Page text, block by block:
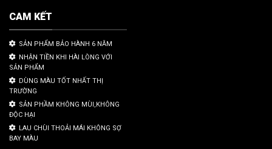
CAM KẾT
SẢN PHẨM BẢO HÀNH 6 NĂM
NHẬN TIỀN KHI HÀI LÒNG VỚI
SẢN PHẨM
DÙNG MÀU TỐT NHẤT THỊ
TRƯỜNG
SẢN PHẦM KHÔNG MÙI,KHÔNG
ĐỘC HẠI
LAU CHÙI THOẢI MÁI KHÔNG SỢ
BAY MÀU